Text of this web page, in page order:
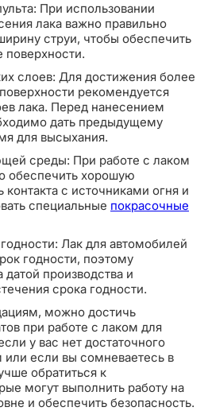
При использовании
лака важно правильно
струи, чтобы обеспечить
слоев: Для достижения более
рекомендуется
лака. Перед нанесением
дать предыдущему
для высыхания.
среды: При работе с лаком
обеспечить хорошую
с источниками огня и
специальные покрасочные
Лак для автомобилей
годности, поэтому
производства и
срока годности.
можно достичь
при работе с лаком для
у вас нет достаточного
или если вы сомневаетесь в
обратиться к
могут выполнить работу на
и обеспечить безопасность.